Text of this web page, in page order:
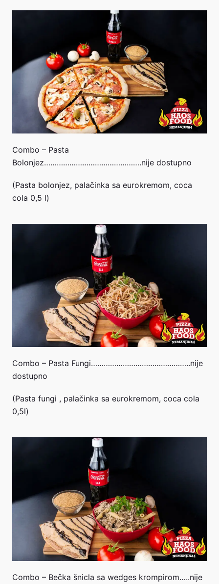
Combo – Pasta
Bolonjez……………………………………….nije dostupno
(Pasta bolonjez, palačinka sa eurokremom, coca
cola 0,5 l)
Combo – Pasta Fungi………………………………………..nije
dostupno
(Pasta fungi , palačinka sa eurokremom, coca cola
0,5l)
Combo – Bečka šnicla sa wedges krompirom…..nije